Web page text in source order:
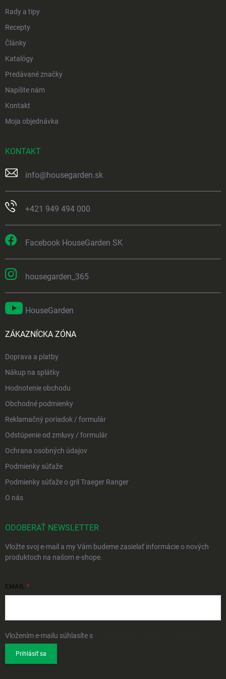
Rady a tipy
Recepty
Články
Katalógy
Predávané značky
Napíšte nám
Kontakt
Moja objednávka
KONTAKT
info@housegarden.sk
+421 949 494 000
Facebook HouseGarden SK
housegarden_365
HouseGarden
ZÁKAZNÍCKA ZÓNA
Doprava a platby
Nákup na splátky
Hodnotenie obchodu
Obchodné podmienky
Reklamačný poriadok / formulár
Odstúpenie od zmluvy / formulár
Ochrana osobných údajov
Podmienky súťaže
Podmienky súťaže o gril Traeger Ranger
O nás
ODOBERAŤ NEWSLETTER
Vložte svoj e-mail a my Vám budeme zasielať informácie o nových
produktoch na našom e-shope.
EMAIL
Vložením e-mailu súhlasíte s
Prihlásiť sa